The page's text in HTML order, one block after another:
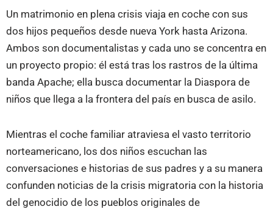
Un matrimonio en plena crisis viaja en coche con sus
dos hijos pequeños desde nueva York hasta Arizona.
Ambos son documentalistas y cada uno se concentra en
un proyecto propio: él está tras los rastros de la última
banda Apache; ella busca documentar la Diaspora de
niños que llega a la frontera del país en busca de asilo.
Mientras el coche familiar atraviesa el vasto territorio
norteamericano, los dos niños escuchan las
conversaciones e historias de sus padres y a su manera
confunden noticias de la crisis migratoria con la historia
del genocidio de los pueblos originales de